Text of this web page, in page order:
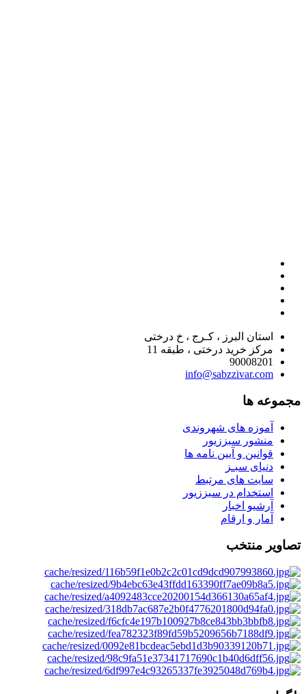
استان البرز ، کـرج ، خ درختی
مرکز خرید درختی ، طبقه 11
90008201
info@sabzzivar.com
مجموعه ها
آموزه های شهروندی
منشور سبززیور
قوانین و آیین نامه ها
دنیای سبـز
سایت های مرتبط
استخدام در سبززیور
آرشیو اخبار
آمار و ارقام
تصاویر منتخب